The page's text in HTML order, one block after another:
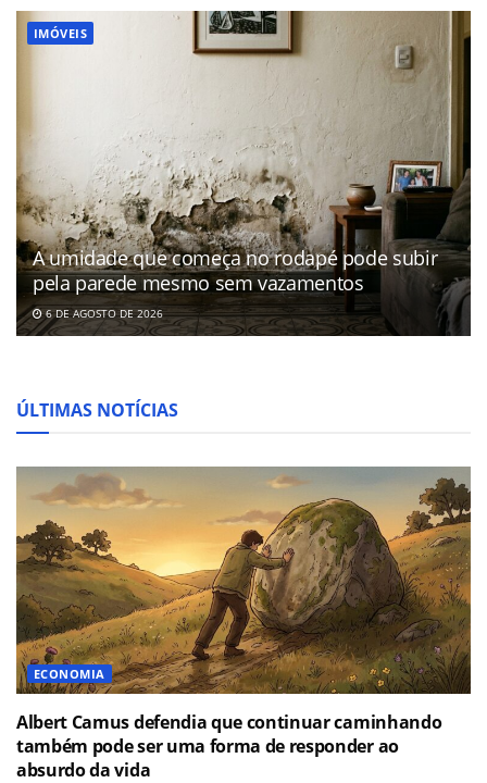
IMÓVEIS
A umidade que começa no rodapé pode subir
pela parede mesmo sem vazamentos
6 DE AGOSTO DE 2026
ÚLTIMAS NOTÍCIAS
ECONOMIA
Albert Camus defendia que continuar caminhando
também pode ser uma forma de responder ao
absurdo da vida